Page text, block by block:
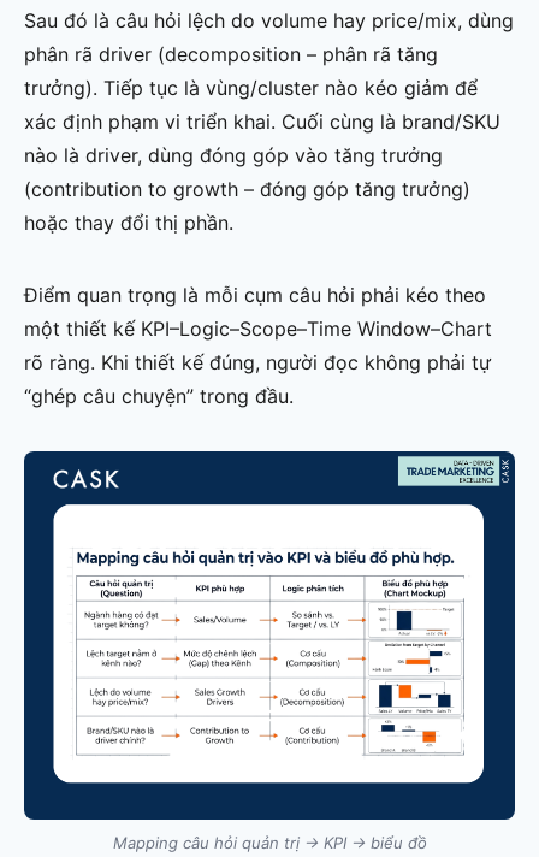
Sau đó là câu hỏi lệch do volume hay price/mix, dùng
phân rã driver (decomposition – phân rã tăng
trưởng). Tiếp tục là vùng/cluster nào kéo giảm để
xác định phạm vi triển khai. Cuối cùng là brand/SKU
nào là driver, dùng đóng góp vào tăng trưởng
(contribution to growth – đóng góp tăng trưởng)
hoặc thay đổi thị phần.
Điểm quan trọng là mỗi cụm câu hỏi phải kéo theo
một thiết kế KPI–Logic–Scope–Time Window–Chart
rõ ràng. Khi thiết kế đúng, người đọc không phải tự
“ghép câu chuyện” trong đầu.
Mapping câu hỏi quản trị → KPI → biểu đồ